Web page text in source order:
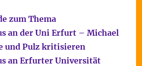
zum Thema
an der Uni Erfurt – Michael
und Pulz kritisieren
an Erfurter Universität